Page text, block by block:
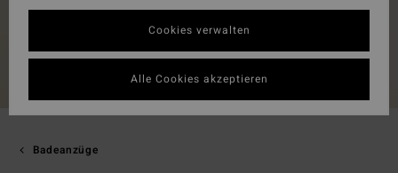
Badeanzüge
Cookies verwalten
Alle Cookies akzeptieren